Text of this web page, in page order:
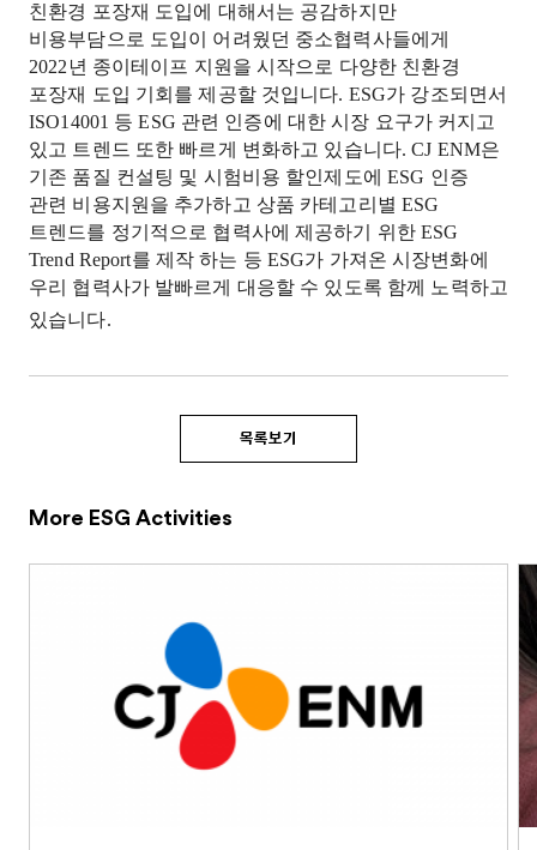
친환경 포장재 도입에 대해서는 공감하지만
비용부담으로 도입이 어려웠던 중소협력사들에게
2022 년 종이테이프 지원을 시작으로 다양한 친환경
포장재 도입 기회를 제공할 것입니다. ESG가 강조되면서
ISO14001 등 ESG 관련 인증에 대한 시장 요구가 커지고
있고 트렌드 또한 빠르게 변화하고 있습니다. CJ ENM은
기존 품질 컨설팅 및 시험비용 할인제도에 ESG 인증
관련 비용지원을 추가하고 상품 카테고리별 ESG
트렌드를 정기적으로 협력사에 제공하기 위한 ESG
Trend Report를 제작 하는 등 ESG가 가져온 시장변화에
우리 협력사가 발빠르게 대응할 수 있도록 함께 노력하고
있습니다.
목록보기
More ESG Activities